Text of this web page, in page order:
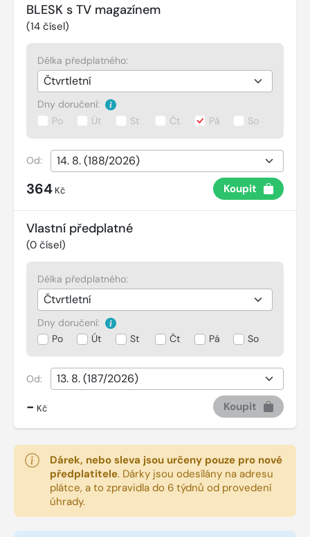
BLESK s TV magazínem
(14 čísel)
Délka předplatného:
Dny doručení:
Po
Út St Čt Pá So
Od:
364 Kč Koupit
Vlastní předplatné
(0 čísel)
Délka předplatného:
Dny doručení:
Po
Út St Čt Pá So
Od:
- Kč Koupit
Dárek, nebo sleva jsou určeny pouze pro nové
předplatitele. Dárky jsou odesílány na adresu
plátce, a to zpravidla do 6 týdnů od provedení
úhrady.